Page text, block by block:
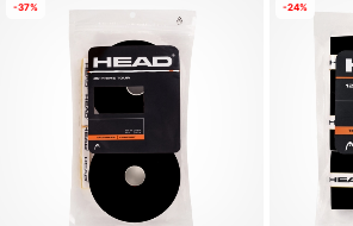
-37% -24%